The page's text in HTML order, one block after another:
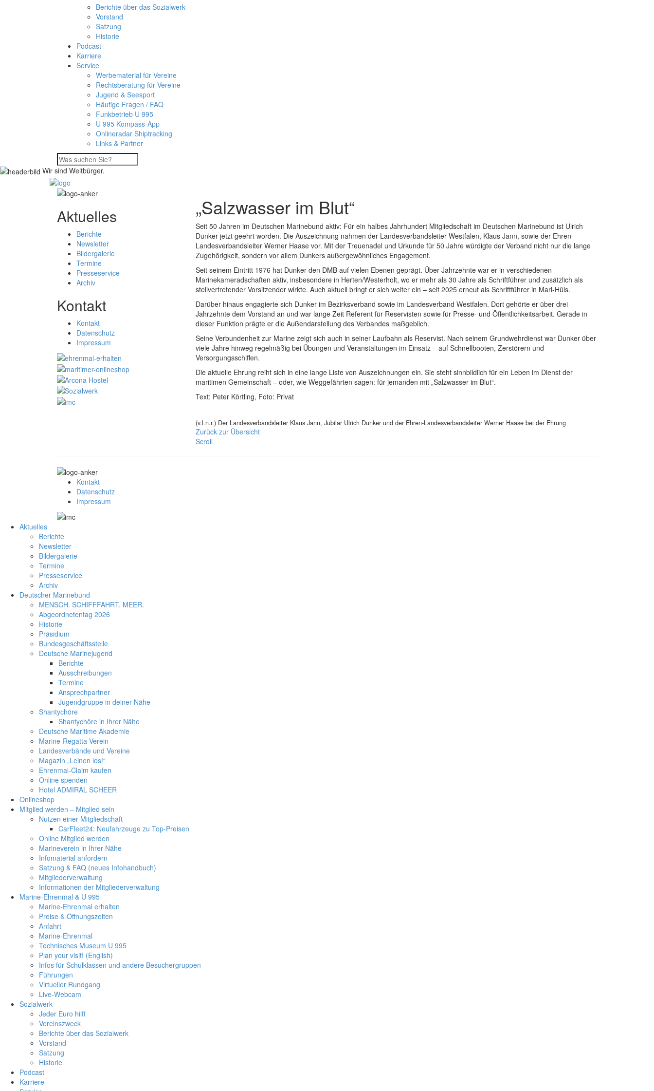
Berichte über das Sozialwerk
Vorstand
Satzung
Historie
Podcast
Karriere
Service
Werbematerial für Vereine
Rechtsberatung für Vereine
Jugend & Seesport
Häufige Fragen / FAQ
Funkbetrieb U 995
U 995 Kompass-App
Onlineradar Shiptracking
Links & Partner
Wir sind Weltbürger.
Aktuelles
Berichte
Newsletter
Bildergalerie
Termine
Presseservice
Archiv
Kontakt
Kontakt
Datenschutz
Impressum
„Salzwasser im Blut“
Seit 50 Jahren im Deutschen Marinebund aktiv: Für ein halbes Jahrhundert Mitgliedschaft im Deutschen Marinebund ist Ulrich
Dunker jetzt geehrt worden. Die Auszeichnung nahmen der Landesverbandsleiter Westfalen, Klaus Jann, sowie der Ehren-
Landesverbandsleiter Werner Haase vor. Mit der Treuenadel und Urkunde für 50 Jahre würdigte der Verband nicht nur die lange
Zugehörigkeit, sondern vor allem Dunkers außergewöhnliches Engagement.
Seit seinem Eintritt 1976 hat Dunker den DMB auf vielen Ebenen geprägt. Über Jahrzehnte war er in verschiedenen
Marinekameradschaften aktiv, insbesondere in Herten/Westerholt, wo er mehr als 30 Jahre als Schriftführer und zusätzlich als
stellvertretender Vorsitzender wirkte. Auch aktuell bringt er sich weiter ein – seit 2025 erneut als Schriftführer in Marl-Hüls.
Darüber hinaus engagierte sich Dunker im Bezirksverband sowie im Landesverband Westfalen. Dort gehörte er über drei
Jahrzehnte dem Vorstand an und war lange Zeit Referent für Reservisten sowie für Presse- und Öffentlichkeitsarbeit. Gerade in
dieser Funktion prägte er die Außendarstellung des Verbandes maßgeblich.
Seine Verbundenheit zur Marine zeigt sich auch in seiner Laufbahn als Reservist. Nach seinem Grundwehrdienst war Dunker über
viele Jahre hinweg regelmäßig bei Übungen und Veranstaltungen im Einsatz – auf Schnellbooten, Zerstörern und
Versorgungsschiffen.
Die aktuelle Ehrung reiht sich in eine lange Liste von Auszeichnungen ein. Sie steht sinnbildlich für ein Leben im Dienst der
maritimen Gemeinschaft – oder, wie Weggefährten sagen: für jemanden mit „Salzwasser im Blut“.
Text: Peter Körtling, Foto: Privat
(v.l.n.r.) Der Landesverbandsleiter Klaus Jann, Jubilar Ulrich Dunker und der Ehren-Landesverbandsleiter Werner Haase bei der Ehrung
Zurück zur Übersicht
Scroll
Kontakt
Datenschutz
Impressum
Aktuelles
Berichte
Newsletter
Bildergalerie
Termine
Presseservice
Archiv
Deutscher Marinebund
MENSCH. SCHIFFFAHRT. MEER.
Abgeordnetentag 2026
Historie
Präsidium
Bundesgeschäftsstelle
Deutsche Marinejugend
Berichte
Ausschreibungen
Termine
Ansprechpartner
Jugendgruppe in deiner Nähe
Shantychöre
Shantychöre in Ihrer Nähe
Deutsche Maritime Akademie
Marine-Regatta-Verein
Landesverbände und Vereine
Magazin „Leinen los!“
Ehrenmal-Claim kaufen
Online spenden
Hotel ADMIRAL SCHEER
Onlineshop
Mitglied werden – Mitglied sein
Nutzen einer Mitgliedschaft
CarFleet24: Neufahrzeuge zu Top-Preisen
Online Mitglied werden
Marineverein in Ihrer Nähe
Infomaterial anfordern
Satzung & FAQ (neues Infohandbuch)
Mitgliederverwaltung
Informationen der Mitgliederverwaltung
Marine-Ehrenmal & U 995
Marine-Ehrenmal erhalten
Preise & Öffnungszeiten
Anfahrt
Marine-Ehrenmal
Technisches Museum U 995
Plan your visit! (English)
Infos für Schulklassen und andere Besuchergruppen
Führungen
Virtueller Rundgang
Live-Webcam
Sozialwerk
Jeder Euro hilft
Vereinszweck
Berichte über das Sozialwerk
Vorstand
Satzung
Historie
Podcast
Karriere